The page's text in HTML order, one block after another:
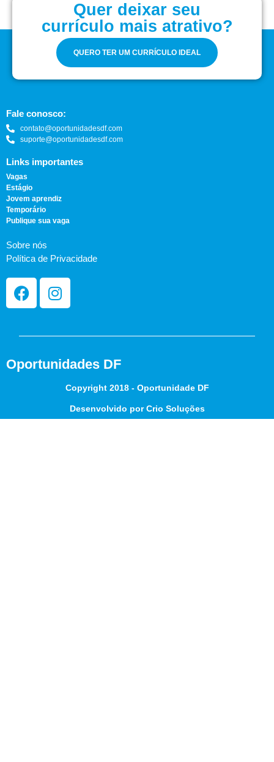
Quer deixar seu
currículo mais atrativo?
QUERO TER UM CURRÍCULO IDEAL
Fale conosco:
contato@oportunidadesdf.com
suporte@oportunidadesdf.com
Links importantes
Vagas
Estágio
Jovem aprendiz
Temporário
Publique sua vaga
Sobre nós
Política de Privacidade
Oportunidades DF
Copyright 2018 - Oportunidade DF
Desenvolvido por Crio Soluções